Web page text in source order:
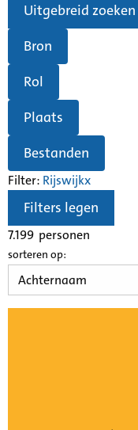
Uitgebreid zoeken
Bron
Rol
Plaats
Bestanden
Filter: Rijswijkx
Filters legen
7.199 personen
sorteren op: